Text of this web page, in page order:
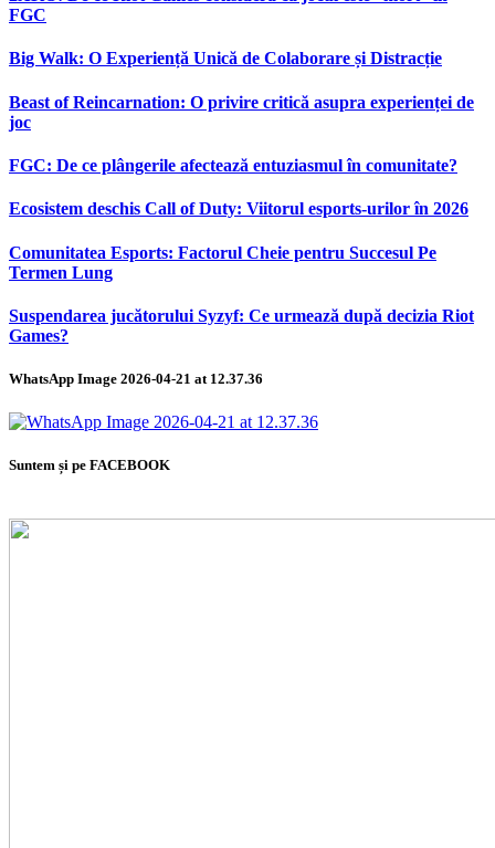
FGC
Big Walk: O Experiență Unică de Colaborare și Distracție
Beast of Reincarnation: O privire critică asupra experienței de
joc
FGC: De ce plângerile afectează entuziasmul în comunitate?
Ecosistem deschis Call of Duty: Viitorul esports-urilor în 2026
Comunitatea Esports: Factorul Cheie pentru Succesul Pe
Termen Lung
Suspendarea jucătorului Syzyf: Ce urmează după decizia Riot
Games?
WhatsApp Image 2026-04-21 at 12.37.36
Suntem și pe FACEBOOK